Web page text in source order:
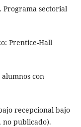
Programa sectorial
Prentice-Hall
alumnos con
recepcional bajo
no publicado).